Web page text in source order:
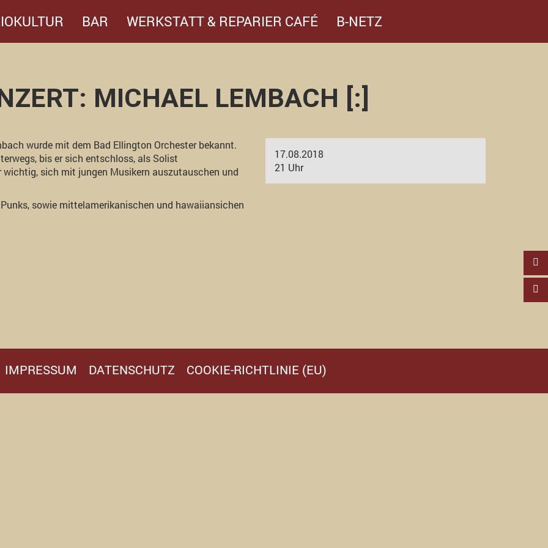
BAR WERKSTATT & REPARIER CAFÉ B-NETZ
MICHAEL LEMBACH [:]
wurde mit dem Bad Ellington Orchester bekannt.
bis er sich entschloss, als Solist
sich mit jungen Musikern auszutauschen und
sowie mittelamerikanischen und hawaiiansichen
17.08.2018
21 Uhr
IMPRESSUM DATENSCHUTZ COOKIE-RICHTLINIE (EU)